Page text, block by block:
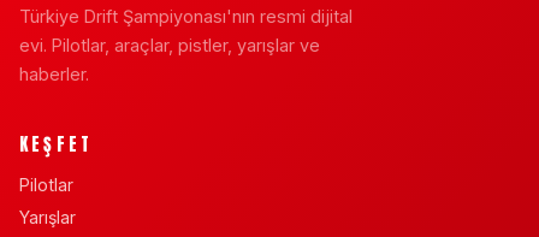
Türkiye Drift Şampiyonası'nın resmi dijital
evi. Pilotlar, araçlar, pistler, yarışlar ve
haberler.
KEŞFET
Pilotlar
Yarışlar